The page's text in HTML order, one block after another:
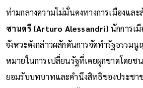
ท่ามกลางความไม่มั่นคงทางการเมืองและ
ซานดรี (Arturo Alessandri) นักการเ
จังหวะดังกล่าวผลักดันการจัดทำรัฐธรรม
หมายในการเปลี่ยนรัฐที่เคยผูกขาดโดย
ยอมรับบทบาทและคำนึงสิทธิของประชา